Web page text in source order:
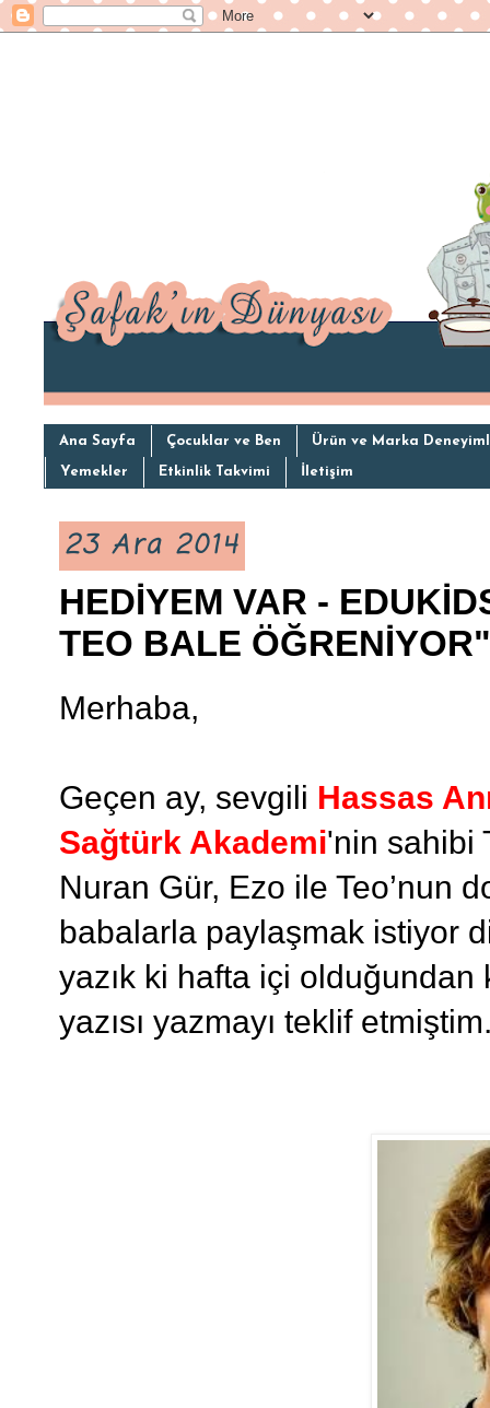
Ana Sayfa Çocuklar ve Ben Ürün ve Marka
Yemekler Etkinlik Takvimi İletişim
23 Ara 2014
HEDİYEM VAR -
TEO BALE
Merhaba,
Geçen ay, sevgili Hassas
Sağtürk Akademi'nin sahibi
Nuran Gür, Ezo ile Teo’nun
babalarla paylaşmak istiyor
yazık ki hafta içi olduğundan
yazısı yazmayı teklif